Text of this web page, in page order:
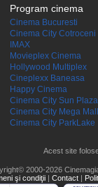
Program cinema
Cinema Bucuresti
Cinema City Cotroceni
IMAX
Movieplex Cinema
Hollywood Multiplex
Cineplexx Baneasa
Happy Cinema
Cinema City Sun Plaza
Cinema City Mega Mall
Cinema City ParkLake
Acest site
2000-2026
şi condiţii | Contact |